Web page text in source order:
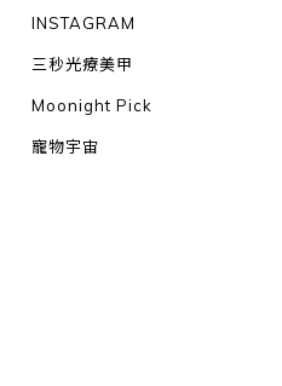
INSTAGRAM
三秒光療美甲
Moonight Pick
寵物宇宙